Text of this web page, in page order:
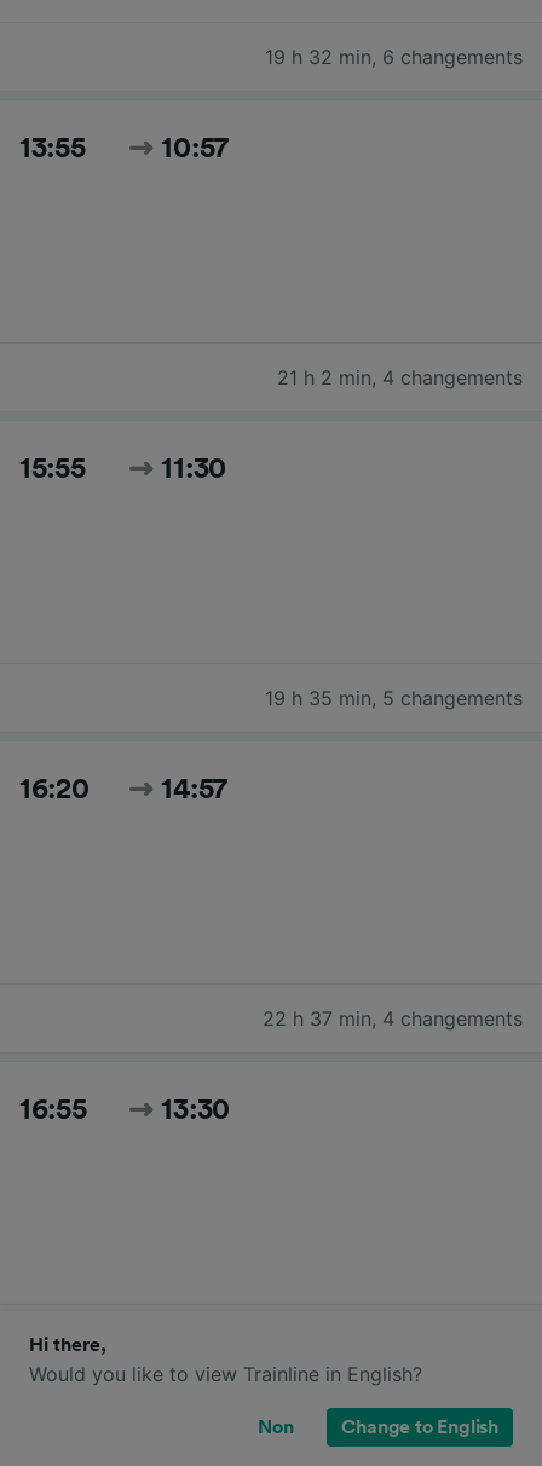
19 h 32 min, 6 changements
13:55 10:57
21 h 2 min, 4 changements
15:55 11:30
19 h 35 min, 5 changements
16:20 14:57
22 h 37 min, 4 changements
16:55 13:30
Hi there,
Would you like to view Trainline in English?
Non Change to English